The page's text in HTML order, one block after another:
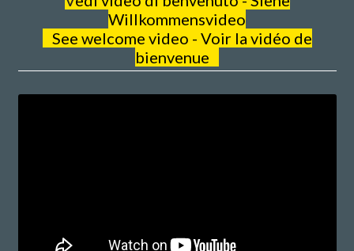
Willkommensvideo
See welcome video - Voir la vidéo de
bienvenue